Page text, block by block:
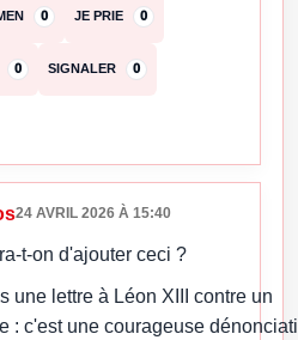
0 JE PRIE 0
0 SIGNALER 0
24 AVRIL 2026 À 15:40
t-on d'ajouter ceci ?
une lettre à Léon XIII contre un
: c'est une courageuse